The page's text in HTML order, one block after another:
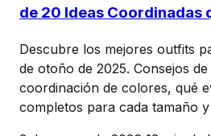
de 20 Ideas Coordinadas
Descubre los mejores outfits
de otoño de 2025. Consejos
coordinación de colores, qué
completos para cada tamaño